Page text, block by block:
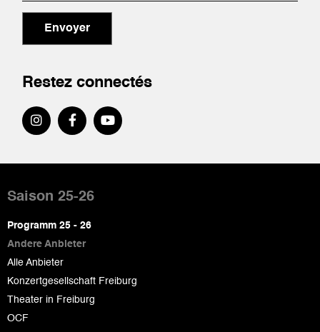
Envoyer
Restez connectés
de
page
Saison 25-26
Programm 25 - 26
Andere Anbieter
Alle Anbieter
Konzertgesellschaft Freiburg
Theater in Freiburg
OCF